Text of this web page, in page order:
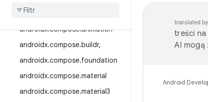
androidx
androidx.compose.animation
androidx.compose.buildr,
androidx.compose.foundation
androidx.compose.material
androidx.compose.material3
treści na
AI mogą
Android